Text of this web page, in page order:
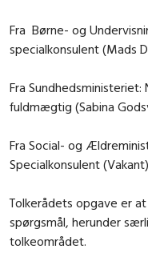
Fra Børne- og
specialkonsulent (Mads
Fra Sundhedsministeriet:
fuldmægtig (Sabina
Fra Social- og
Specialkonsulent
Tolkerådets opgave er
spørgsmål, herunder
tolkeområdet.